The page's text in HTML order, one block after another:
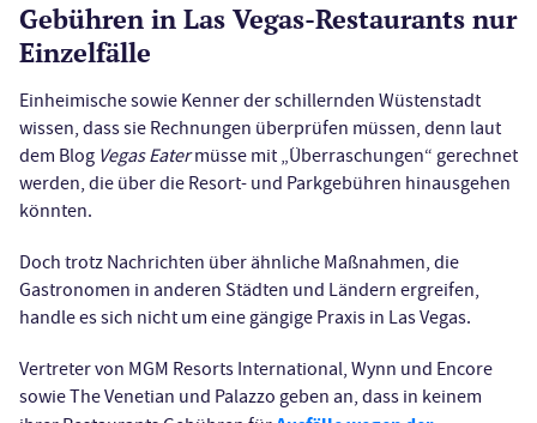
Gebühren in Las Vegas-Restaurants nur
Einzelfälle
Einheimische sowie Kenner der schillernden Wüstenstadt
wissen, dass sie Rechnungen überprüfen müssen, denn laut
dem Blog Vegas Eatermüsse mit „Überraschungen“ gerechnet
werden, die über die Resort- und Parkgebühren hinausgehen
könnten.
Doch trotz Nachrichten über ähnliche Maßnahmen, die
Gastronomen in anderen Städten und Ländern ergreifen,
handle es sich nicht um eine gängige Praxis in Las Vegas.
Vertreter von MGM Resorts International, Wynn und Encore
sowie The Venetian und Palazzo geben an, dass in keinem